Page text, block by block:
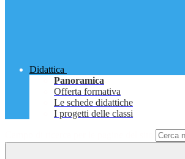
Didattica
Panoramica
Offerta formativa
Le schede didattiche
I progetti delle classi